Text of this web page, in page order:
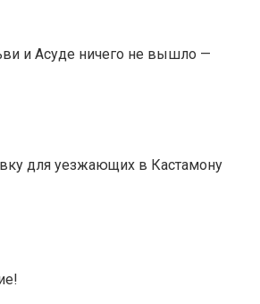
и Асуде ничего не вышло —
для уезжающих в Кастамону